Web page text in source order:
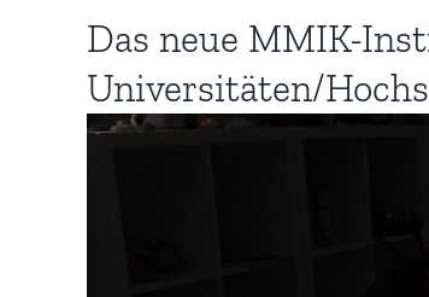
Das neue MMIK-
Universitäten/